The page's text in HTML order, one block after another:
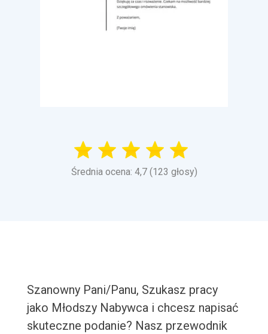
Średnia ocena: 4,7 (123 głosy)
Szanowny Pani/Panu, Szukasz pracy
jako Młodszy Nabywca i chcesz napisać
skuteczne podanie? Nasz przewodnik